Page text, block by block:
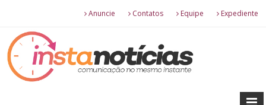
Anuncie Contatos Equipe Expediente